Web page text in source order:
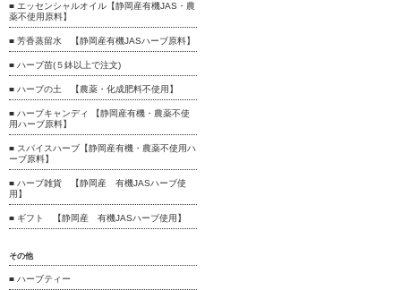
■ エッセンシャルオイル【静岡産有機JAS・農
薬不使用原料】
■ 芳香蒸留水 【静岡産有機JASハーブ原料】
■ ハーブ苗(５鉢以上で注文)
■ ハーブの土 【農薬・化成肥料不使用】
■ ハーブキャンディ 【静岡産有機・農薬不使
用ハーブ原料】
■ スパイスハーブ【静岡産有機・農薬不使用ハ
ーブ原料】
■ ハーブ雑貨 【静岡産 有機JASハーブ使
用】
■ ギフト 【静岡産 有機JASハーブ使用】
その他
■ ハーブティー